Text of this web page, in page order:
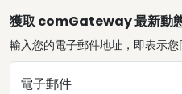
獲取 comGateway 最新動
輸入您的電子郵件地址，即表示您
電子郵件